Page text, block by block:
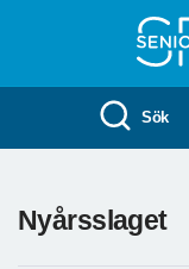
Sök
Nyårsslaget